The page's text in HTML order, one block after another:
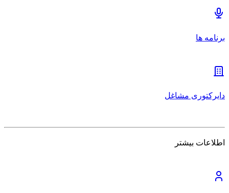
برنامه ها
دایرکتوری مشاغل
اطلاعات بیشتر